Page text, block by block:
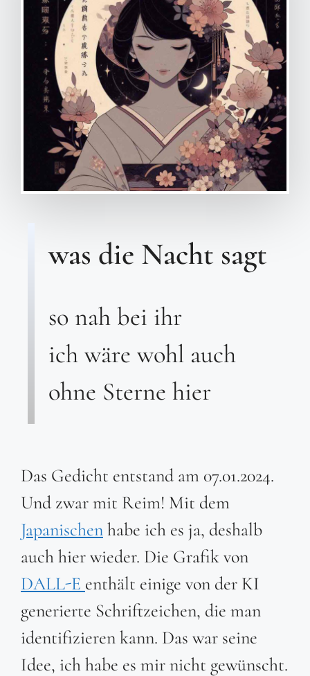
was die Nacht sagt
so nah bei ihr
ich wäre wohl auch
ohne Sterne hier
Das Gedicht entstand am 07.01.2024.
Und zwar mit Reim! Mit dem
Japanischenhabe ich es ja, deshalb
auch hier wieder. Die Grafik von
DALL-E enthält einige von der KI
generierte Schriftzeichen, die man
identifizieren kann. Das war seine
Idee, ich habe es mir nicht gewünscht.